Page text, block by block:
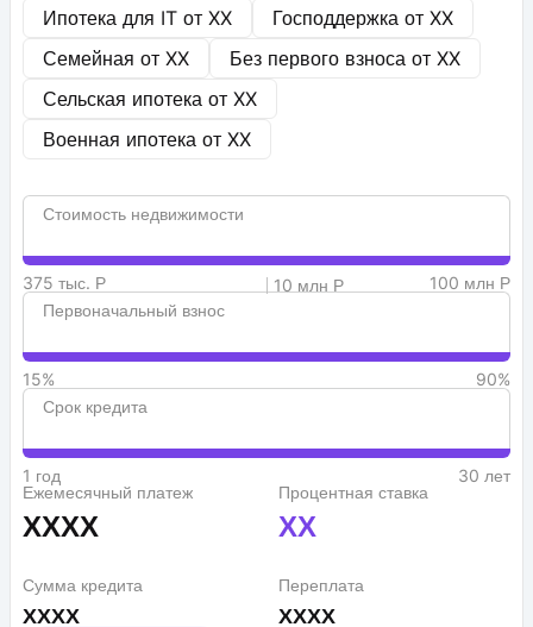
Ипотека для IT от XX Господдержка от XX
Семейная от XX Без первого взноса от XX
Сельская ипотека от XX
Военная ипотека от XX
Стоимость недвижимости
375 тыс. Р 10 млн Р
100 млн Р
Первоначальный взнос
15%
90%
Срок кредита
1 год
30 лет
Ежемесячный платеж
XXXX
Процентная ставка
XX
Сумма кредита
XXXX
Переплата
XXXX